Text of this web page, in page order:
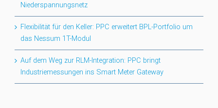
Niederspannungsnetz
Flexibilität für den Keller: PPC erweitert BPL-Portfolio um
das Nessum 1T-Modul
Auf dem Weg zur RLM-Integration: PPC bringt
Industriemessungen ins Smart Meter Gateway